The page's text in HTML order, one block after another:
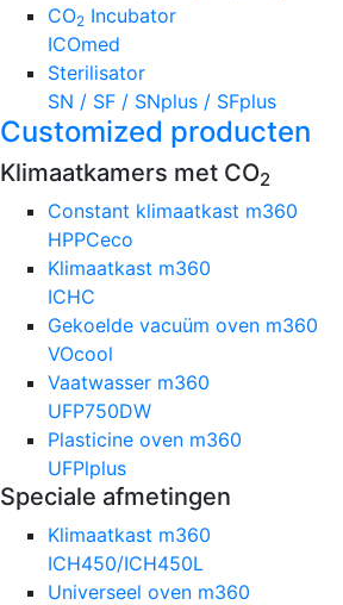
CO2 Incubator
ICOmed
Sterilisator
SN / SF / SNplus / SFplus
Customized producten
Klimaatkamers met CO2
Constant klimaatkast m360
HPPCeco
Klimaatkast m360
ICHC
Gekoelde vacuüm oven m360
VOcool
Vaatwasser m360
UFP750DW
Plasticine oven m360
UFPlplus
Speciale afmetingen
Klimaatkast m360
ICH450/ICH450L
Universeel oven m360